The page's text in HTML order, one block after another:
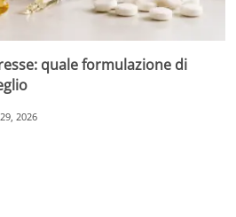
quale formulazione di
2026